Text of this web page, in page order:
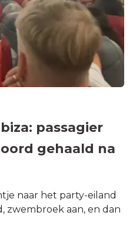
passagier
gehaald na
naar het party-eiland
zwembroek aan, en dan